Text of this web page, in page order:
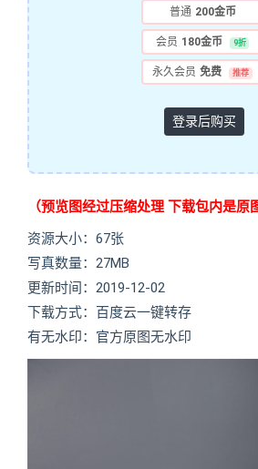
普通 200金币
会员 180金币 9折
永久会员 免费 推荐
登录后购买
（预览图经过压缩处理 下载包内是原
资源大小：67张
写真数量：27MB
更新时间：2019-12-02
下载方式：百度云一键转存
有无水印：官方原图无水印